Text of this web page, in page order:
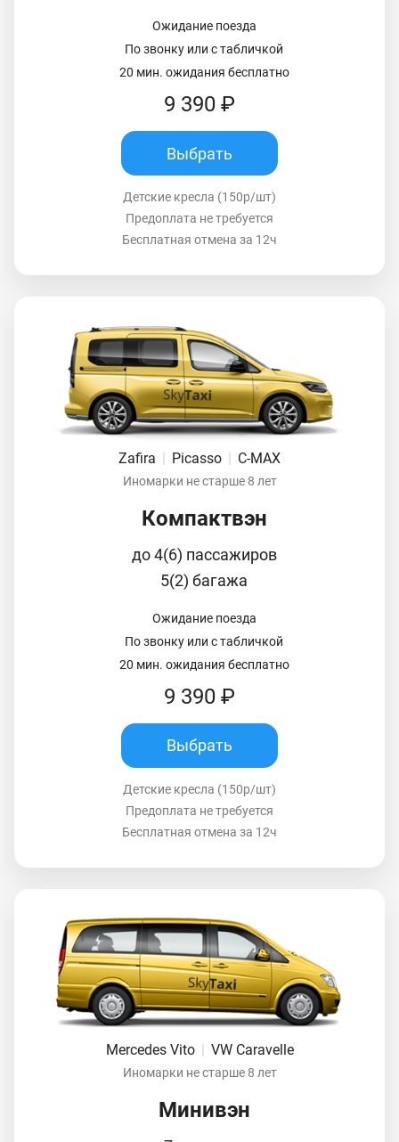
Ожидание поезда
По звонку или с табличкой
20 мин. ожидания бесплатно
9 390 ₽
Выбрать
Детские кресла (150р/шт)
Предоплата не требуется
Бесплатная отмена за 12ч
Zafira | Picasso | C-MAX
Иномарки не старше 8 лет
Компактвэн
до 4(6) пассажиров
5(2) багажа
Ожидание поезда
По звонку или с табличкой
20 мин. ожидания бесплатно
9 390 ₽
Выбрать
Детские кресла (150р/шт)
Предоплата не требуется
Бесплатная отмена за 12ч
Mercedes Vito VW Caravelle
Иномарки не старше 8 лет
Минивэн